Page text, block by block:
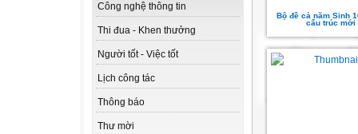
Công nghệ thông tin
Thi đua - Khen thưởng
Người tốt - Việc tốt
Lịch công tác
Thông báo
Thư mời
Bộ đề cả năm Sinh
cấu trúc mới